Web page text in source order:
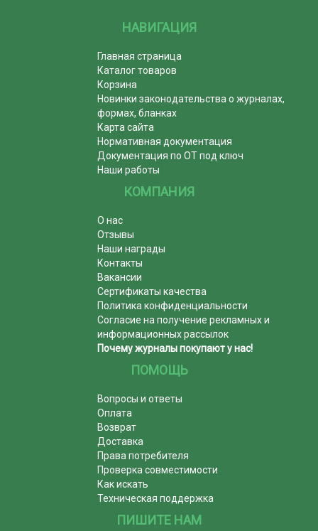
НАВИГАЦИЯ
Главная страница
Каталог товаров
Корзина
Новинки законодательства о журналах,
формах, бланках
Карта сайта
Нормативная документация
Документация по ОТ под ключ
Наши работы
КОМПАНИЯ
О нас
Отзывы
Наши награды
Контакты
Вакансии
Сертификаты качества
Политика конфиденциальности
Согласие на получение рекламных и
информационных рассылок
Почему журналы покупают у нас!
ПОМОЩЬ
Вопросы и ответы
Оплата
Возврат
Доставка
Права потребителя
Проверка совместимости
Как искать
Техническая поддержка
ПИШИТЕ НАМ